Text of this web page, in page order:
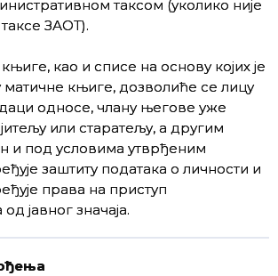
таксом (уколико није
ЗАОТ).
као и списе на основу којих је
књиге, дозволиће се лицу
односе, члану његове уже
или старатељу, а другим
и под условима утврђеним
заштиту података о личности и
права на приступ
јавног значаја.